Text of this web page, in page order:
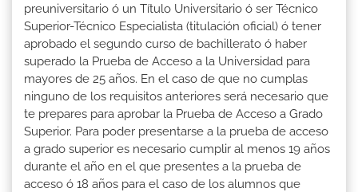
preuniversitario ó un Título Universitario ó ser Técnico
Superior-Técnico Especialista (titulación oficial) ó tener
aprobado el segundo curso de bachillerato ó haber
superado la Prueba de Acceso a la Universidad para
mayores de 25 años. En el caso de que no cumplas
ninguno de los requisitos anteriores será necesario que
te prepares para aprobar la Prueba de Acceso a Grado
Superior. Para poder presentarse a la prueba de acceso
a grado superior es necesario cumplir al menos 19 años
durante el año en el que presentes a la prueba de
acceso ó 18 años para el caso de los alumnos que